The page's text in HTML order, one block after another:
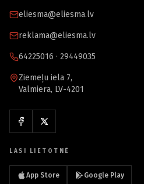
eliesma@eliesma.lv
reklama@eliesma.lv
64225016 · 29449035
Ziemeļu iela 7,
Valmiera, LV-4201
LASI LIETOTNĒ
App Store Google Play